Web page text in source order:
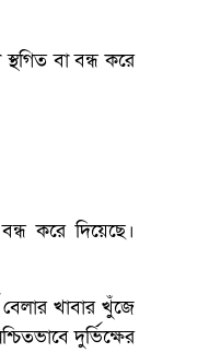
বা বন্ধ করে
করে দিয়েছে।
খাবার খুঁজে
দুর্ভিক্ষের